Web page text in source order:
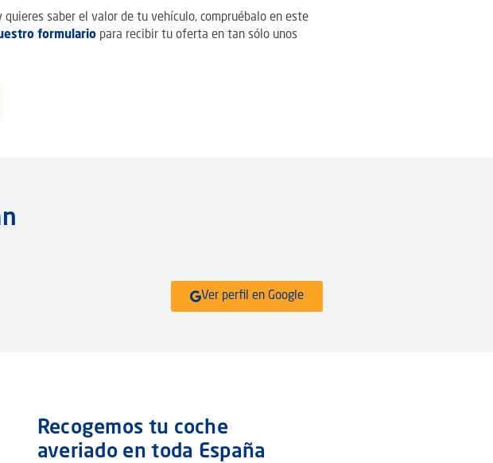
quieres saber el valor de tu vehículo, compruébalo en este
formulario para recibir tu oferta en tan sólo unos
Ver perfil en Google
Recogemos tu coche
averiado en toda España